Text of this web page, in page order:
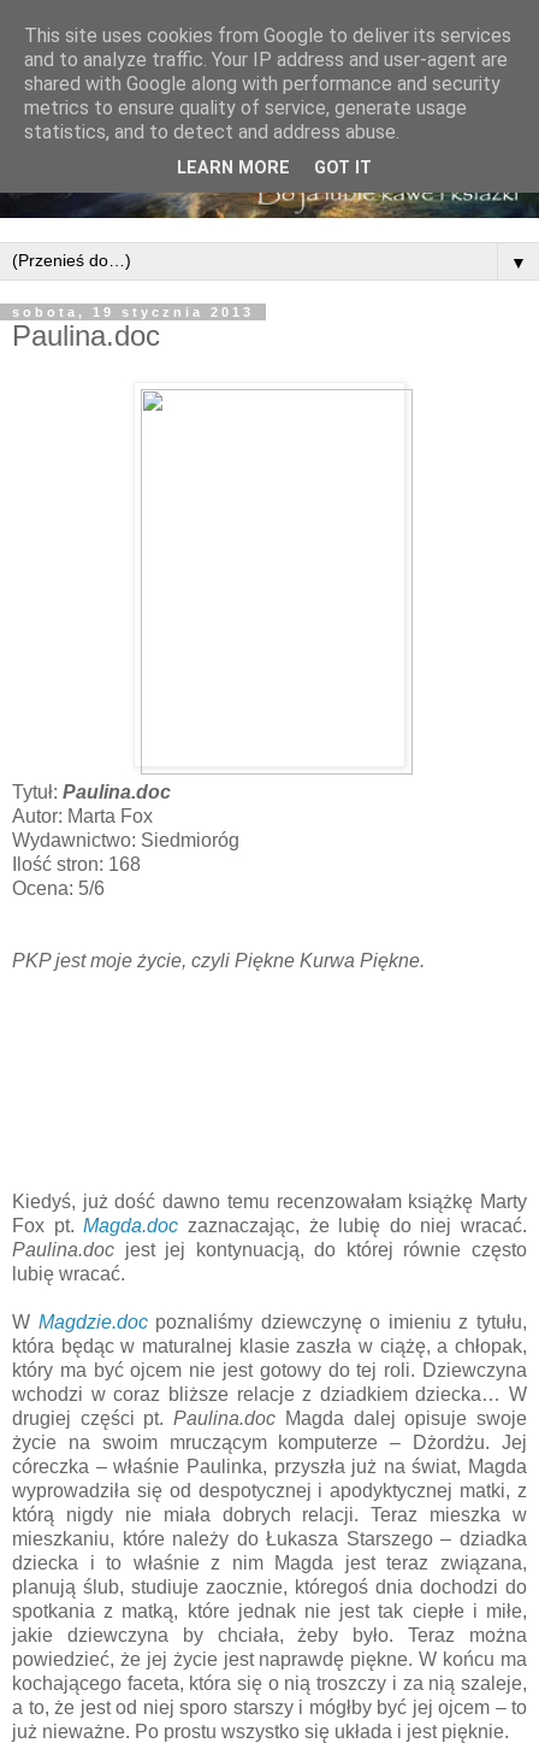
▼
sobota, 19 stycznia 2013
Paulina.doc
Tytuł: Paulina.doc
Autor: Marta Fox
Wydawnictwo: Siedmioróg
Ilość stron: 168
Ocena: 5/6
PKP jest moje życie, czyli Piękne Kurwa Piękne.
Kiedyś, już dość dawno temu recenzowałam książkę Marty
Fox pt.Magda.doc zaznaczając, że lubię do niej wracać.
Paulina.doc jest jej kontynuacją, do której równie często
lubię wracać.
W Magdzie.docpoznaliśmy dziewczynę o imieniu z tytułu,
która będąc w maturalnej klasie zaszła w ciążę, a chłopak,
który ma być ojcem nie jest gotowy do tej roli. Dziewczyna
wchodzi w coraz bliższe relacje z dziadkiem dziecka… W
drugiej części pt.Paulina.doc Magda dalej opisuje swoje
życie na swoim mruczącym komputerze – Dżordżu. Jej
córeczka – właśnie Paulinka, przyszła już na świat, Magda
wyprowadziła się od despotycznej i apodyktycznej matki, z
którą nigdy nie miała dobrych relacji. Teraz mieszka w
mieszkaniu, które należy do Łukasza Starszego – dziadka
dziecka i to właśnie z nim Magda jest teraz związana,
planują ślub, studiuje zaocznie, któregoś dnia dochodzi do
spotkania z matką, które jednak nie jest tak ciepłe i miłe,
jakie dziewczyna by chciała, żeby było. Teraz można
powiedzieć, że jej życie jest naprawdę piękne. W końcu ma
kochającego faceta, która się o nią troszczy i za nią szaleje,
a to, że jest od niej sporo starszy i mógłby być jej ojcem – to
już nieważne. Po prostu wszystko się układa i jest pięknie.
This site uses cookies from Google to deliver its services
and to analyze traffic. Your IP address and user-agent are
shared with Google along with performance and security
metrics to ensure quality of service, generate usage
statistics, and to detect and address abuse.
LEARN MORE GOT IT